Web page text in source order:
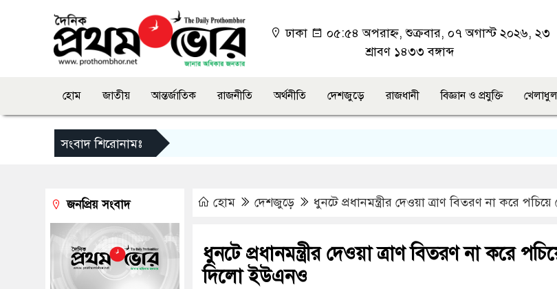
ঢাকা
০৫:৫৪ অপরাহ্ন, শুক্রবার, ০৭ অগাস্ট ২০২৬, ২৩
শ্রাবণ ১৪৩৩ বঙ্গাব্দ
হোম জাতীয় আন্তর্জাতিক রাজনীতি অর্থনীতি দেশজুড়ে রাজধানী বিজ্ঞান ও প্রযুক্তি
সংবাদ শিরোনামঃ
হোম দেশজুড়ে ধুনটে প্রধানমন্ত্রীর দেওয়া ত্রাণ বিতরণ না করে
ধুনটে প্রধানমন্ত্রীর দেওয়া ত্রাণ বিতরণ না করে
দিলো ইউএনও
জনপ্রিয় সংবাদ